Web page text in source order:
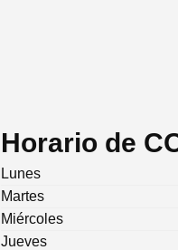
Horario de
Lunes
Martes
Miércoles
Jueves